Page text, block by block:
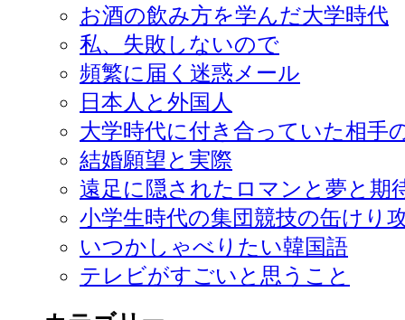
お酒の飲み方を学んだ大学時代
私、失敗しないので
頻繁に届く迷惑メール
日本人と外国人
大学時代に付き合っていた相手
結婚願望と実際
遠足に隠されたロマンと夢と期
小学生時代の集団競技の缶けり
いつかしゃべりたい韓国語
テレビがすごいと思うこと